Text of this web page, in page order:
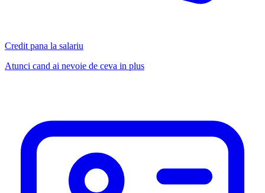
Credit pana la salariu
Atunci cand ai nevoie de ceva in plus